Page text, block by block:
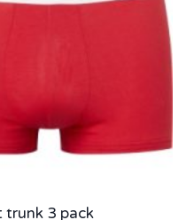
trunk 3 pack